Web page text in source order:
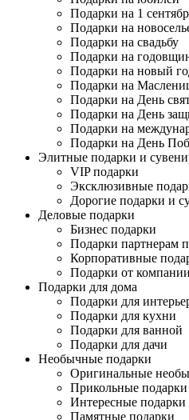
Подарки на 1
Подарки на
Подарки на свадьбу
Подарки на
Подарки на новый
Подарки на
Подарки на День
Подарки на День
Подарки на
Подарки на День
Элитные подарки и
VIP подарки
Эксклюзивные
Дорогие подарки и
Деловые подарки
Бизнес подарки
Подарки партнерам
Корпоративные
Подарки от
Подарки для дома
Подарки для
Подарки для кухни
Подарки для ванной
Подарки для дачи
Необычные подарки
Оригинальные
Прикольные подарки
Интересные подарки
Памятные подарки